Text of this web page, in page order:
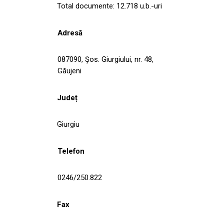
Total documente: 12.718 u.b.-uri
Adresă
087090, Șos. Giurgiului, nr. 48,
Găujeni
Județ
Giurgiu
Telefon
0246/250.822
Fax